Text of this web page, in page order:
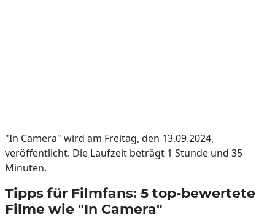
"In Camera" wird am Freitag, den 13.09.2024,
veröffentlicht. Die Laufzeit beträgt 1 Stunde und 35
Minuten.
Tipps für Filmfans: 5 top-bewertete
Filme wie "In Camera"